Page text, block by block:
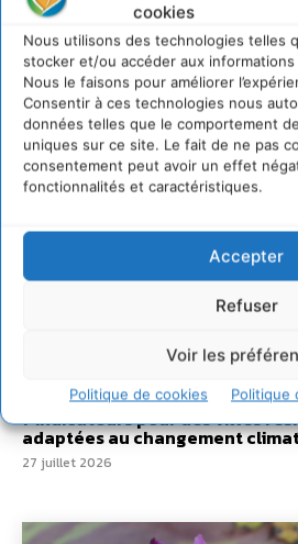
cookies
Nous utilisons des technologies telles
stocker et/ou accéder aux
Nous le faisons pour améliorer
Consentir à ces technologies nous
données telles que le comportement
uniques sur ce site. Le fait de ne pas
consentement peut avoir un effet
fonctionnalités et caractéristiques.
Accepter
Refuser
Voir les
Politique de cookies Politique
Sur
Comment le sol français a
hydrique et déréglé tout le
2 août 2026
Développer notre attention aux
30 juillet 2026
Un kit citoyen pour lever les
développement des forêts
L’éco-anxiété informe et
28 juillet 2026
7 indicateurs pour des villes
adaptées au changement
27 juillet 2026